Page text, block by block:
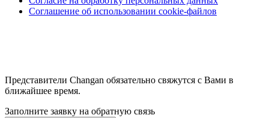
Соглашение об использовании cookie-файлов
Представители Changan обязательно свяжутся с Вами в
ближайшее время.
Заполните заявку на обратную связь